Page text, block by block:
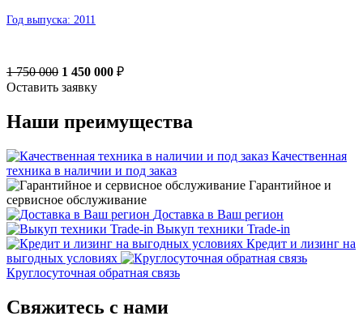
Год выпуска: 2011
1 750 000 1 450 000 ₽
Оставить заявку
Наши преимущества
Качественная
техника в наличии и под заказ
Гарантийное и
сервисное обслуживание
Доставка в Ваш регион
Выкуп техники Trade-in
Кредит и лизинг на
выгодных условиях
Круглосуточная обратная связь
Свяжитесь с нами